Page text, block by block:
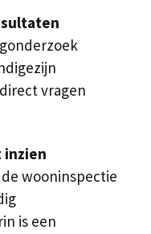
vragen
inzien
wooninspectie
is een